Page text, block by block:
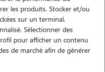
les produits. Stocker et/ou
sur un terminal.
Sélectionner des
pour afficher un contenu
de marché afin de générer